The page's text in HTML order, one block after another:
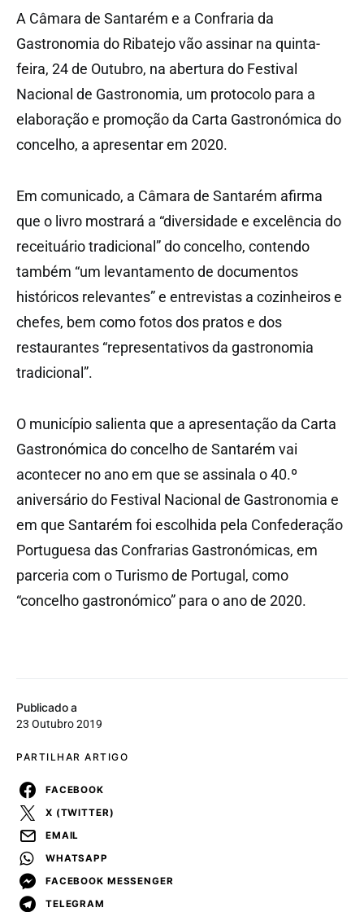
Publicado a
23 Outubro 2019
PARTILHAR ARTIGO
FACEBOOK
X (TWITTER)
EMAIL
WHATSAPP
FACEBOOK MESSENGER
TELEGRAM
A Câmara de Santarém e a Confraria da
Gastronomia do Ribatejo vão assinar na quinta-
feira, 24 de Outubro, na abertura do Festival
Nacional de Gastronomia, um protocolo para a
elaboração e promoção da Carta Gastronómica do
concelho, a apresentar em 2020.
Em comunicado, a Câmara de Santarém afirma
que o livro mostrará a “diversidade e excelência do
receituário tradicional” do concelho, contendo
também “um levantamento de documentos
históricos relevantes” e entrevistas a cozinheiros e
chefes, bem como fotos dos pratos e dos
restaurantes “representativos da gastronomia
tradicional”.
O município salienta que a apresentação da Carta
Gastronómica do concelho de Santarém vai
acontecer no ano em que se assinala o 40.º
aniversário do Festival Nacional de Gastronomia e
em que Santarém foi escolhida pela Confederação
Portuguesa das Confrarias Gastronómicas, em
parceria com o Turismo de Portugal, como
“concelho gastronómico” para o ano de 2020.